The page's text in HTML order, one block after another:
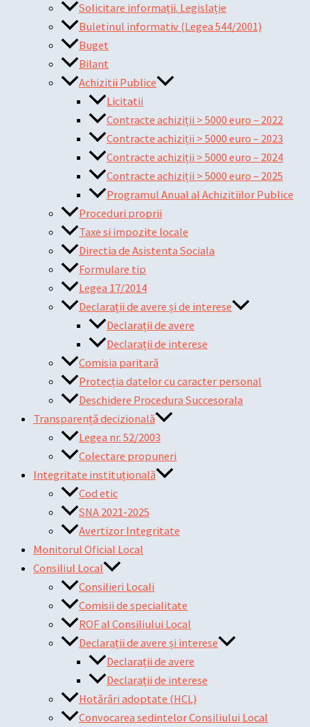
Solicitare informații. Legislație
Buletinul informativ (Legea 544/2001)
Buget
Bilant
Achizitii Publice
Licitatii
Contracte achiziții > 5000 euro – 2022
Contracte achiziții > 5000 euro – 2023
Contracte achiziții > 5000 euro – 2024
Contracte achiziții > 5000 euro – 2025
Programul Anual al Achizitiilor Publice
Proceduri proprii
Taxe si impozite locale
Directia de Asistenta Sociala
Formulare tip
Legea 17/2014
Declarații de avere și de interese
Declarații de avere
Declarații de interese
Comisia paritară
Protecția datelor cu caracter personal
Deschidere Procedura Succesorala
Transparență decizională
Legea nr. 52/2003
Colectare propuneri
Integritate instituțională
Cod etic
SNA 2021-2025
Avertizor Integritate
Monitorul Oficial Local
Consiliul Local
Consilieri Locali
Comisii de specialitate
ROF al Consiliului Local
Declarații de avere și interese
Declarații de avere
Declarații de interese
Hotărâri adoptate (HCL)
Convocarea sedintelor Consiliului Local